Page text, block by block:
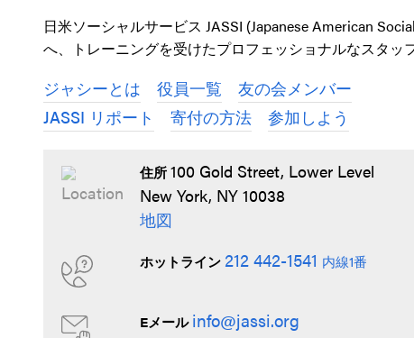
日米ソーシャルサービス JASSI (Japanese American
へ、トレーニングを受けたプロフェッショナルなスタッ
ジャシーとは 役員一覧
友の会メンバー
JASSI リポート
寄付の方法 参加しよう
住所100 Gold Street, Lower Level
New York, NY 10038
地図
ホットライン 212 442-1541 内線1番
Eメールinfo@jassi.org